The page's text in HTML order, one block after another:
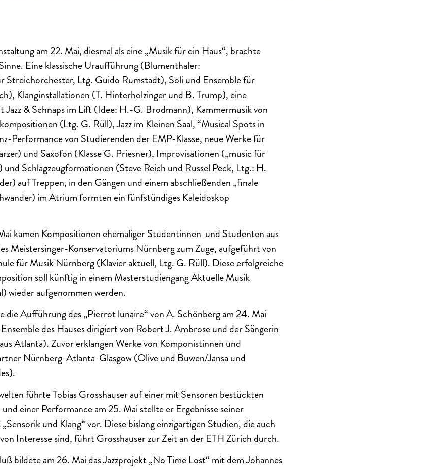
am 22. Mai, diesmal als eine „Musik für ein Haus“, brachte
Eine klassische Uraufführung (Blumenthaler:
Streichorchester, Ltg. Guido Rumstadt), Soli und Ensemble für
Klanginstallationen (T. Hinterholzinger und B. Trump), eine
Jazz & Schnaps im Lift (Idee: H.-G. Brodmann), Kammermusik von
(Ltg. G. Rüll), Jazz im Kleinen Saal, “Musical Spots in
Performance von Studierenden der EMP-Klasse, neue Werke für
und Saxofon (Klasse G. Priesner), Improvisationen („music für
und Schlagzeugformationen (Steve Reich und Russel Peck, Ltg.: H.
auf Treppen, in den Gängen und einem abschließenden „finale
im Atrium formten ein fünfstündiges Kaleidoskop
kamen Kompositionen ehemaliger Studentinnen und Studenten aus
Meistersinger-Konservatoriums Nürnberg zum Zuge, aufgeführt von
für Musik Nürnberg (Klavier aktuell, Ltg. G. Rüll). Diese erfolgreiche
soll künftig in einem Masterstudiengang Aktuelle Musik
wieder aufgenommen werden.
die Aufführung des „Pierrot lunaire“ von A. Schönberg am 24. Mai
des Hauses dirigiert von Robert J. Ambrose und der Sängerin
Atlanta). Zuvor erklangen Werke von Komponistinnen und
Nürnberg-Atlanta-Glasgow (Olive und Buwen/Jansa und
führte Tobias Grosshauser auf einer mit Sensoren bestückten
einer Performance am 25. Mai stellte er Ergebnisse seiner
und Klang“ vor. Diese bislang einzigartigen Studien, die auch
Interesse sind, führt Grosshauser zur Zeit an der ETH Zürich durch.
bildete am 26. Mai das Jazzprojekt „No Time Lost“ mit dem Johannes